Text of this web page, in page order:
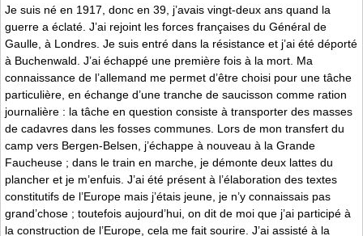
Je suis né en 1917, donc en 39, j’avais vingt-deux ans quand la
guerre a éclaté. J’ai rejoint les forces françaises du Général de
Gaulle, à Londres. Je suis entré dans la résistance et j’ai été déporté
à Buchenwald. J’ai échappé une première fois à la mort. Ma
connaissance de l’allemand me permet d’être choisi pour une tâche
particulière, en échange d’une tranche de saucisson comme ration
journalière : la tâche en question consiste à transporter des masses
de cadavres dans les fosses communes. Lors de mon transfert du
camp vers Bergen-Belsen, j’échappe à nouveau à la Grande
Faucheuse ; dans le train en marche, je démonte deux lattes du
plancher et je m’enfuis. J’ai été présent à l’élaboration des textes
constitutifs de l’Europe mais j’étais jeune, je n’y connaissais pas
grand’chose ; toutefois aujourd’hui, on dit de moi que j’ai participé à
la construction de l’Europe, cela me fait sourire. J’ai assisté à la